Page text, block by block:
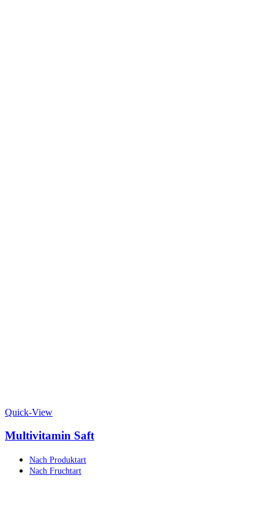
Quick-View
Multivitamin Saft
Nach Produktart
Nach Fruchtart